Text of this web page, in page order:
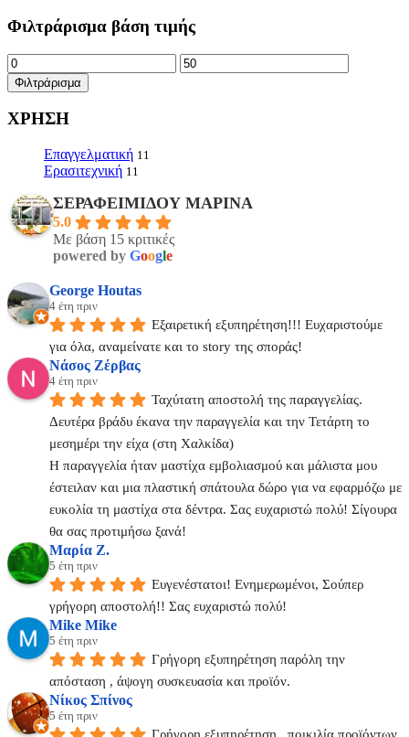
Φιλτράρισμα βάση τιμής
Ελάχιστη
τιμή
Μέγιστη
τιμή
Φιλτράρισμα
ΧΡΗΣΗ
Επαγγελματική 11
Ερασιτεχνική 11
ΣΕΡΑΦΕΙΜΙΔΟΥ ΜΑΡΙΝΑ
5.0
Με βάση 15 κριτικές
powered by Google
George Houtas
4 έτη πριν
Εξαιρετική εξυπηρέτηση!!! Ευχαριστούμε
για όλα, αναμείνατε και το story της σποράς!
Νάσος Ζέρβας
4 έτη πριν
Ταχύτατη αποστολή της παραγγελίας.
Δευτέρα βράδυ έκανα την παραγγελία και την Τετάρτη το
μεσημέρι την είχα (στη Χαλκίδα)
Η παραγγελία ήταν μαστίχα εμβολιασμού και μάλιστα μου
έστειλαν και μια πλαστική σπάτουλα δώρο για να εφαρμόζω με
ευκολία τη μαστίχα στα δέντρα. Σας ευχαριστώ πολύ! Σίγουρα
θα σας προτιμήσω ξανά!
Μαρία Ζ.
5 έτη πριν
Ευγενέστατοι! Ενημερωμένοι, Σούπερ
γρήγορη αποστολή!! Σας ευχαριστώ πολύ!
Mike Mike
5 έτη πριν
Γρήγορη εξυπηρέτηση παρόλη την
απόσταση , άψογη συσκευασία και προϊόν.
Νίκος Σπίνος
5 έτη πριν